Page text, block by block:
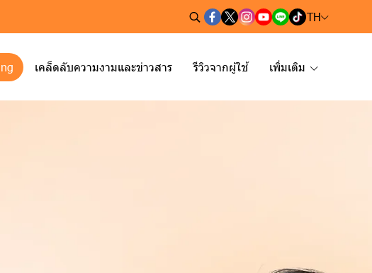
TH
เคล็ดลับความงามและข่าวสาร รีวิวจากผู้ใช้ เพิ่มเติม